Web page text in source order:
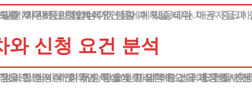
고 혁신적인 법적 구제 수단입니다. 특히 공무원들의 경우, 안정적인 직업에도 불구하고 예상치 못한 개인 신용 위기와 재정적 압박에 직면할 수 있습니다.
는 기회를 제공합니다. 개인회생 제도의 핵심은 채무자에게 경제적 재건의 실질적인 기회를 부여하는 것입니다.
와 신청 요건 분석
을 위해서는 몇 가지 중요하고 엄격한 법적 요건을 충
이 있어야 하며 5년 이내에 현실적이고 구체적인 변
으로 안정적인 직업 특성상 이러한 요건을 충족할 가
격한 심사와 최종 승인을 받아야 하며, 이 과정에서